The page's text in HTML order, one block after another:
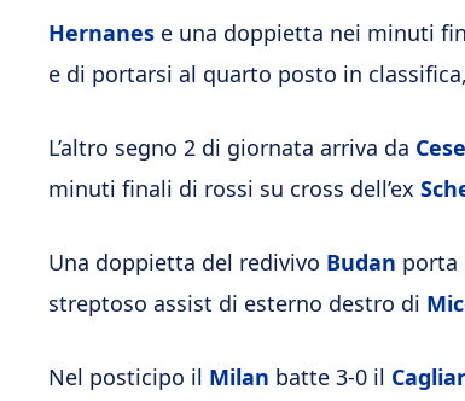
Hernanes e una doppietta nei minuti
e di portarsi al quarto posto in
L’altro segno 2 di giornata arriva da
minuti finali di rossi su cross dell’ex
Una doppietta del redivivo Budan porta
streptoso assist di esterno destro di
Nel posticipo il Milan batte 3-0 il